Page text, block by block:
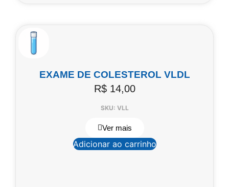
EXAME DE COLESTEROL VLDL
R$14,00
SKU: VLL
Ver mais
Adicionar ao carrinho